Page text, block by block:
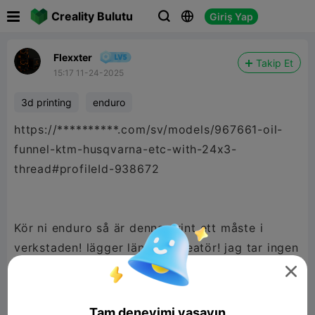
Creality Bulutu   Giriş Yap
Flexxter
15:17 11-24-2025
Takip Et
3d printing enduro
https://**********.com/sv/models/967661-oil-
funnel-ktm-husqvarna-etc-with-24x3-
thread#profileId-938672
Kör ni enduro så är denna print ett måste i
verkstaden! lägger länk till kreatör! jag tar ingen
creed för detta alls utan är bara nöjd med
produkten och vill dela den delen!
